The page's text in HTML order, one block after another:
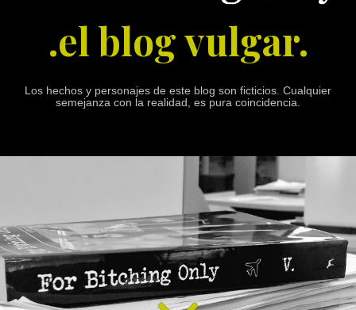
.el blog vulgar.
Los hechos y personajes de este blog son ficticios. Cualquier
semejanza con la realidad, es pura coincidencia.